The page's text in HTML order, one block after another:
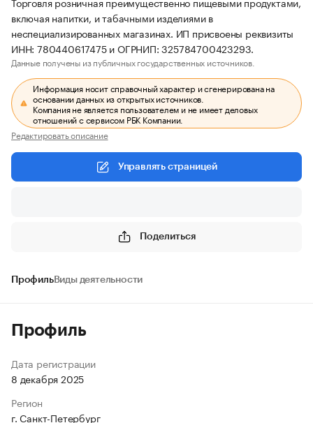
включая напитки, и табачными изделиями в
неспециализированных магазинах. ИП присвоены реквизиты
ИНН: 780440617475 и ОГРНИП: 325784700423293.
Данные получены из публичных государственных источников.
Информация носит справочный характер и сгенерирована на
основании данных из открытых источников.
Компания не является пользователем и не имеет деловых
отношений с сервисом РБК Компании.
Редактировать описание
Управлять страницей
Поделиться
ПрофильВиды деятельности
Профиль
Дата регистрации
8 декабря 2025
Регион
г. Санкт-Петербург